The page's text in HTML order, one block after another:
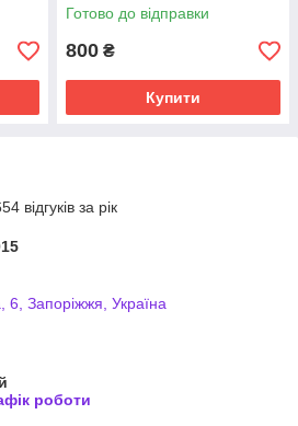
Готово до відправки
800 ₴
Купити
відгуків за рік
6, Запоріжжя, Україна
роботи